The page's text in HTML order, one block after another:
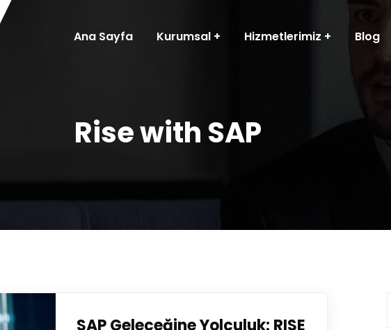
Ana Sayfa Kurumsal Hizmetlerimiz Blog
Rise with SAP
SAP Geleceğine Yolculuk: RISE